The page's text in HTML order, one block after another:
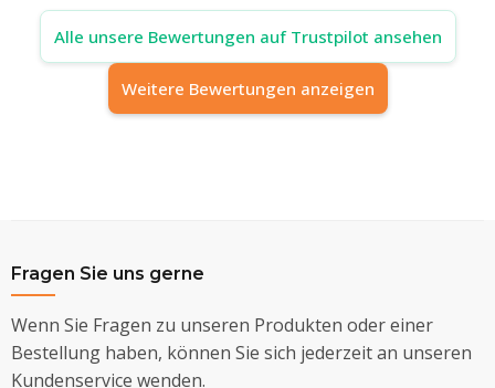
Alle unsere Bewertungen auf Trustpilot ansehen
Weitere Bewertungen anzeigen
Fragen Sie uns gerne
Wenn Sie Fragen zu unseren Produkten oder einer
Bestellung haben, können Sie sich jederzeit an unseren
Kundenservice wenden.